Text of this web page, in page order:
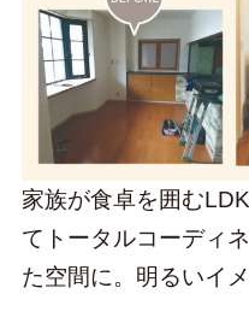
家族が食卓を囲む
てトータルコーディ
た空間に。明るいイ